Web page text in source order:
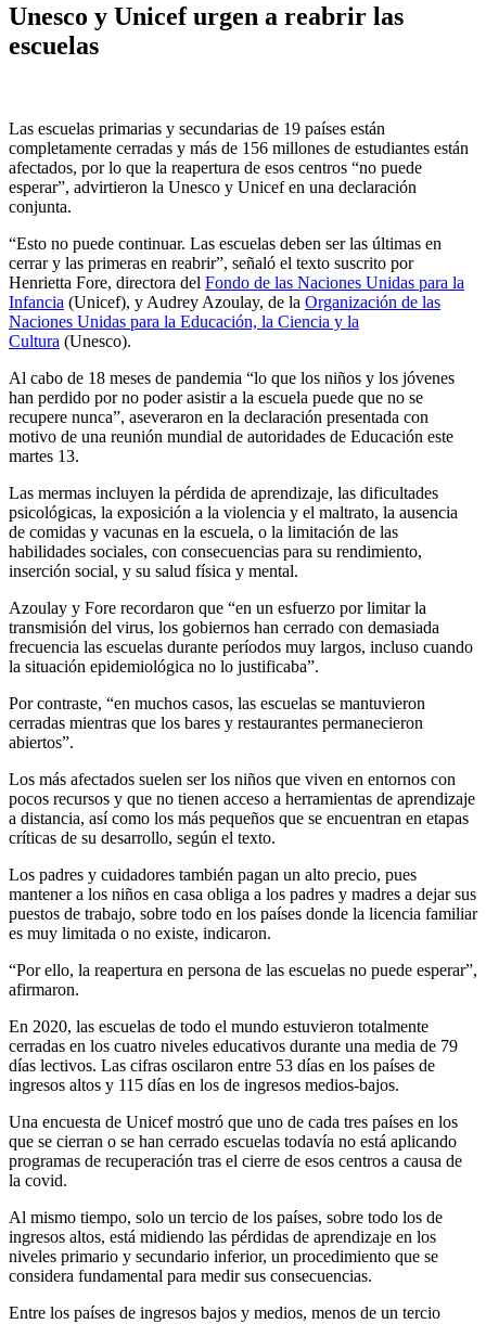
Unesco y Unicef urgen a reabrir las
escuelas
Las escuelas primarias y secundarias de 19 países están
completamente cerradas y más de 156 millones de estudiantes están
afectados, por lo que la reapertura de esos centros “no puede
esperar”, advirtieron la Unesco y Unicef en una declaración
conjunta.
“Esto no puede continuar. Las escuelas deben ser las últimas en
cerrar y las primeras en reabrir”, señaló el texto suscrito por
Henrietta Fore, directora del Fondo de las Naciones Unidas para la
Infancia (Unicef), y Audrey Azoulay, de la Organización de las
Naciones Unidas para la Educación, la Ciencia y la
Cultura (Unesco).
Al cabo de 18 meses de pandemia “lo que los niños y los jóvenes
han perdido por no poder asistir a la escuela puede que no se
recupere nunca”, aseveraron en la declaración presentada con
motivo de una reunión mundial de autoridades de Educación este
martes 13.
Las mermas incluyen la pérdida de aprendizaje, las dificultades
psicológicas, la exposición a la violencia y el maltrato, la ausencia
de comidas y vacunas en la escuela, o la limitación de las
habilidades sociales, con consecuencias para su rendimiento,
inserción social, y su salud física y mental.
Azoulay y Fore recordaron que “en un esfuerzo por limitar la
transmisión del virus, los gobiernos han cerrado con demasiada
frecuencia las escuelas durante períodos muy largos, incluso cuando
la situación epidemiológica no lo justificaba”.
Por contraste, “en muchos casos, las escuelas se mantuvieron
cerradas mientras que los bares y restaurantes permanecieron
abiertos”.
Los más afectados suelen ser los niños que viven en entornos con
pocos recursos y que no tienen acceso a herramientas de aprendizaje
a distancia, así como los más pequeños que se encuentran en etapas
críticas de su desarrollo, según el texto.
Los padres y cuidadores también pagan un alto precio, pues
mantener a los niños en casa obliga a los padres y madres a dejar sus
puestos de trabajo, sobre todo en los países donde la licencia familiar
es muy limitada o no existe, indicaron.
“Por ello, la reapertura en persona de las escuelas no puede esperar”,
afirmaron.
En 2020, las escuelas de todo el mundo estuvieron totalmente
cerradas en los cuatro niveles educativos durante una media de 79
días lectivos. Las cifras oscilaron entre 53 días en los países de
ingresos altos y 115 días en los de ingresos medios-bajos.
Una encuesta de Unicef mostró que uno de cada tres países en los
que se cierran o se han cerrado escuelas todavía no está aplicando
programas de recuperación tras el cierre de esos centros a causa de
la covid.
Al mismo tiempo, solo un tercio de los países, sobre todo los de
ingresos altos, está midiendo las pérdidas de aprendizaje en los
niveles primario y secundario inferior, un procedimiento que se
considera fundamental para medir sus consecuencias.
Entre los países de ingresos bajos y medios, menos de un tercio